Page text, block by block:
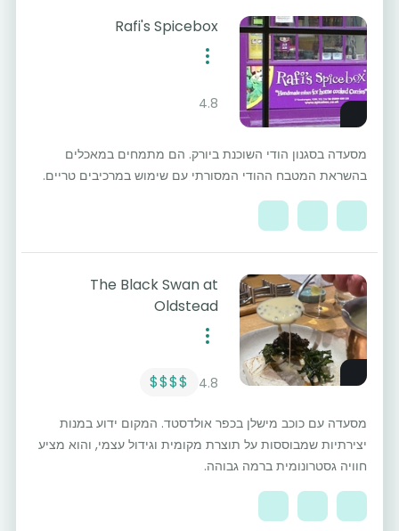
Rafi's Spicebox
4.8
מסעדה בסגנון הודי השוכנת ביורק. הם מתמחים במאכלים
בהשראת המטבח ההודי המסורתי עם שימוש במרכיבים טריים.
The Black Swan at
Oldstead
4.8
$$$$
מסעדה עם כוכב מישלן בכפר אולדסטד. המקום ידוע במנות
יצירתיות שמבוססות על תוצרת מקומית וגידול עצמי, והוא מציע
חוויה גסטרונומית ברמה גבוהה.